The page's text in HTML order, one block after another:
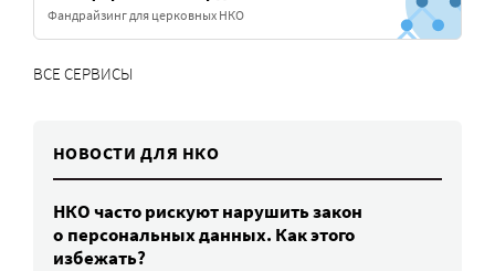
Фандрайзинг для церковных НКО
ВСЕ СЕРВИСЫ
НОВОСТИ ДЛЯ НКО
НКО часто рискуют нарушить закон
о персональных данных. Как этого
избежать?